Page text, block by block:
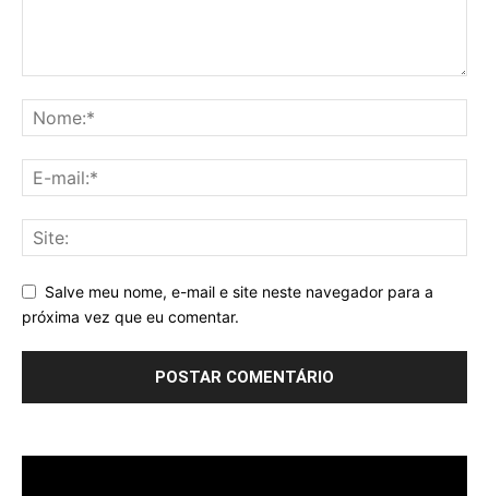
Salve meu nome, e-mail e site neste navegador para a
próxima vez que eu comentar.